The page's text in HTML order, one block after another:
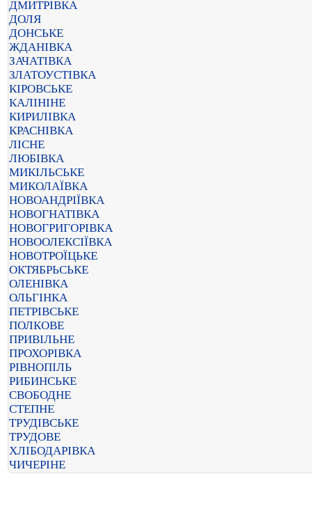
ДМИТРІВКА
ДОЛЯ
ДОНСЬКЕ
ЖДАНІВКА
ЗАЧАТІВКА
ЗЛАТОУСТІВКА
КІРОВСЬКЕ
КАЛІНІНЕ
КИРИЛІВКА
КРАСНІВКА
ЛІСНЕ
ЛЮБІВКА
МИКІЛЬСЬКЕ
МИКОЛАЇВКА
НОВОАНДРІЇВКА
НОВОГНАТІВКА
НОВОГРИГОРІВКА
НОВООЛЕКСІЇВКА
НОВОТРОЇЦЬКЕ
ОКТЯБРЬСЬКЕ
ОЛЕНІВКА
ОЛЬГІНКА
ПЕТРІВСЬКЕ
ПОЛКОВЕ
ПРИВІЛЬНЕ
ПРОХОРІВКА
РІВНОПІЛЬ
РИБИНСЬКЕ
СВОБОДНЕ
СТЕПНЕ
ТРУДІВСЬКЕ
ТРУДОВЕ
ХЛІБОДАРІВКА
ЧИЧЕРІНЕ